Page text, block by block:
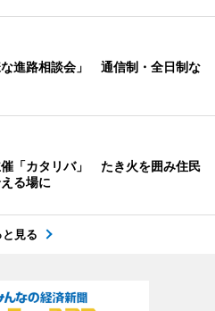
進路相談会」 通信制・全日制な
「カタリバ」 たき火を囲み住民
る場に
と見る